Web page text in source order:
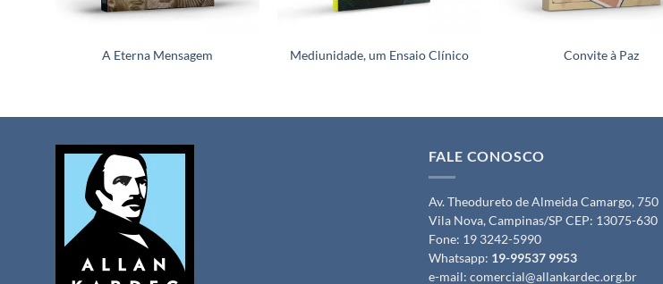
A Eterna Mensagem Mediunidade, um Ensaio Clínico Convite à Paz
FALE CONOSCO
Av. Theodureto de Almeida Camargo, 750
Vila Nova, Campinas/SP CEP: 13075-630
Fone: 19 3242-5990
Whatsapp: 19-99537 9953
e-mail: comercial@allankardec.org.br